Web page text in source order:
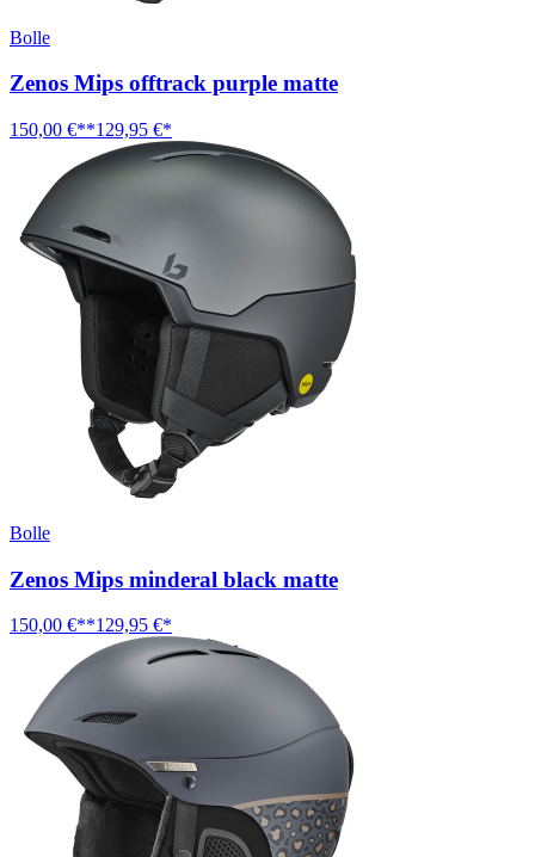
Bolle
Zenos Mips offtrack purple matte
150,00 €**129,95 €*
Bolle
Zenos Mips minderal black matte
150,00 €**129,95 €*